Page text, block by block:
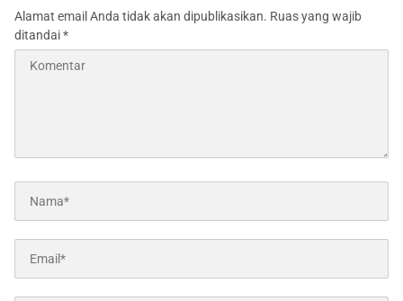
Alamat email Anda tidak akan dipublikasikan. Ruas yang wajib
ditandai*